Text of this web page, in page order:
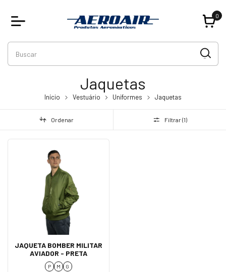
0
Jaquetas
Início Vestuário Uniformes Jaquetas
Ordenar Filtrar (1)
JAQUETA BOMBER MILITAR
AVIADOR - PRETA
P M G